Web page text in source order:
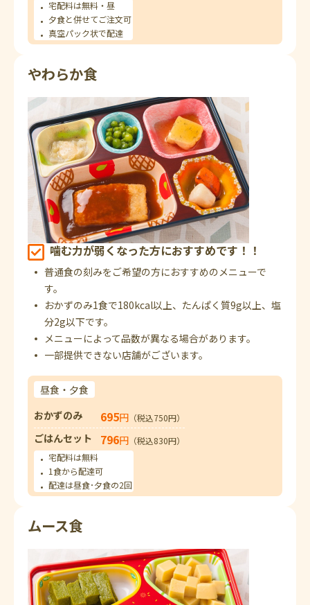
宅配料は無料・昼
夕食と併せてご注文可
真空パック状で配達
やわらか食
噛む力が弱くなった方におすすめです！！
普通食の刻みをご希望の方におすすめのメニューで
す。
おかずのみ1食で180kcal以上、たんぱく質9g以上、塩
分2g以下です。
メニューによって品数が異なる場合があります。
一部提供できない店舗がございます。
昼食・夕食
おかずのみ
695円 （税込750円）
ごはんセット 796円 （税込830円）
宅配料は無料
1食から配達可
配達は昼食･夕食の2回
ムース食